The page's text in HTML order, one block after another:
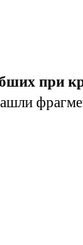
при